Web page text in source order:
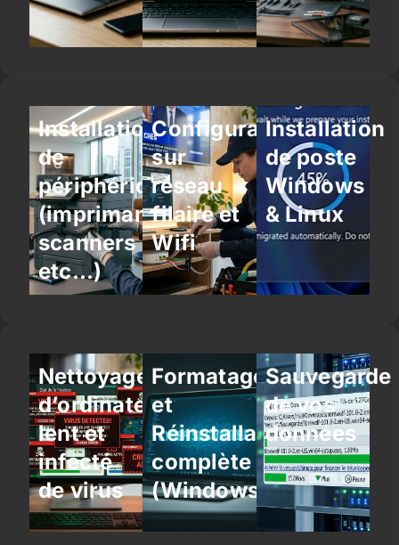
Installation
de
périphériques
(imprimantes,
scanners
etc…)
Configuration
sur
réseau
filaire et
Wifi
Installation
de poste
Windows
& Linux
Nettoyage
d’ordinateur
lent et
infecté
de virus
Formatage
et
Réinstallation
complète
(Windows/Linux)
Sauvegarde
de vos
données